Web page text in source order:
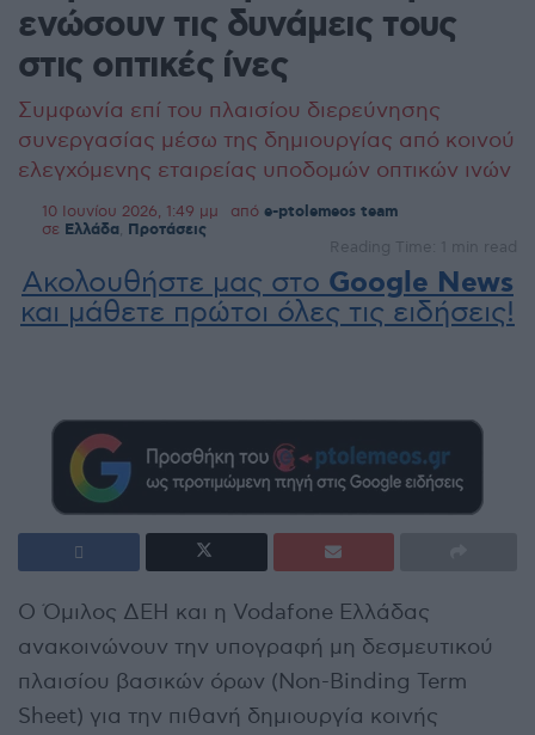
ενώσουν τις δυνάμεις τους
στις οπτικές ίνες
Συμφωνία επί του πλαισίου διερεύνησης
συνεργασίας μέσω της δημιουργίας από κοινού
ελεγχόμενης εταιρείας υποδομών οπτικών ινών
10 Ιουνίου 2026, 1:49 μμ από e-ptolemeos team
σε Ελλάδα Προτάσεις
Reading Time: 1 min read
Ακολουθήστε μας στο Google News
και μάθετε πρώτοι όλες τις ειδήσεις!
Ο Όμιλος ΔΕΗ και η Vodafone Ελλάδας
ανακοινώνουν την υπογραφή μη δεσμευτικού
πλαισίου βασικών όρων (Non-Binding Term
Sheet) για την πιθανή δημιουργία κοινής